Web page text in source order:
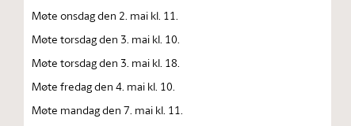
Møte onsdag den 2. mai kl. 11.
Møte torsdag den 3. mai kl. 10.
Møte torsdag den 3. mai kl. 18.
Møte fredag den 4. mai kl. 10.
Møte mandag den 7. mai kl. 11.